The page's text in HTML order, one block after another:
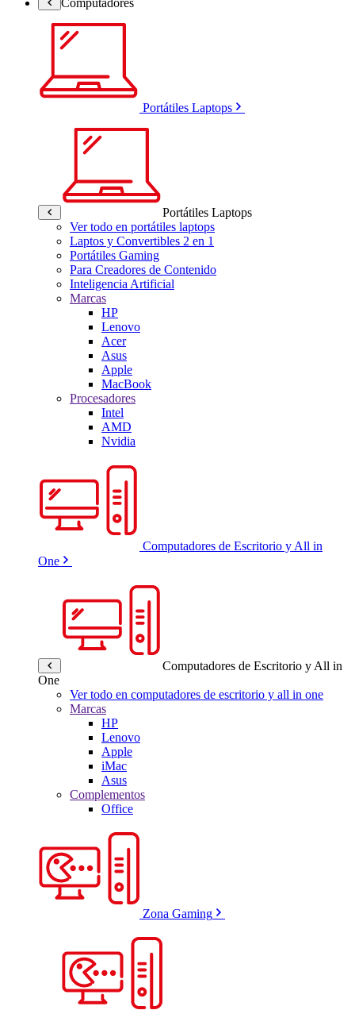
Portátiles Laptops
Portátiles Laptops
Ver todo en portátiles laptops
Laptos y Convertibles 2 en 1
Portátiles Gaming
Para Creadores de Contenido
Inteligencia Artificial
Marcas
HP
Lenovo
Acer
Asus
Apple
MacBook
Procesadores
Intel
AMD
Nvidia
Computadores de Escritorio y All in
One
Computadores de Escritorio y All in
One
Ver todo en computadores de escritorio y all in one
Marcas
HP
Lenovo
Apple
iMac
Asus
Complementos
Office
Zona Gaming